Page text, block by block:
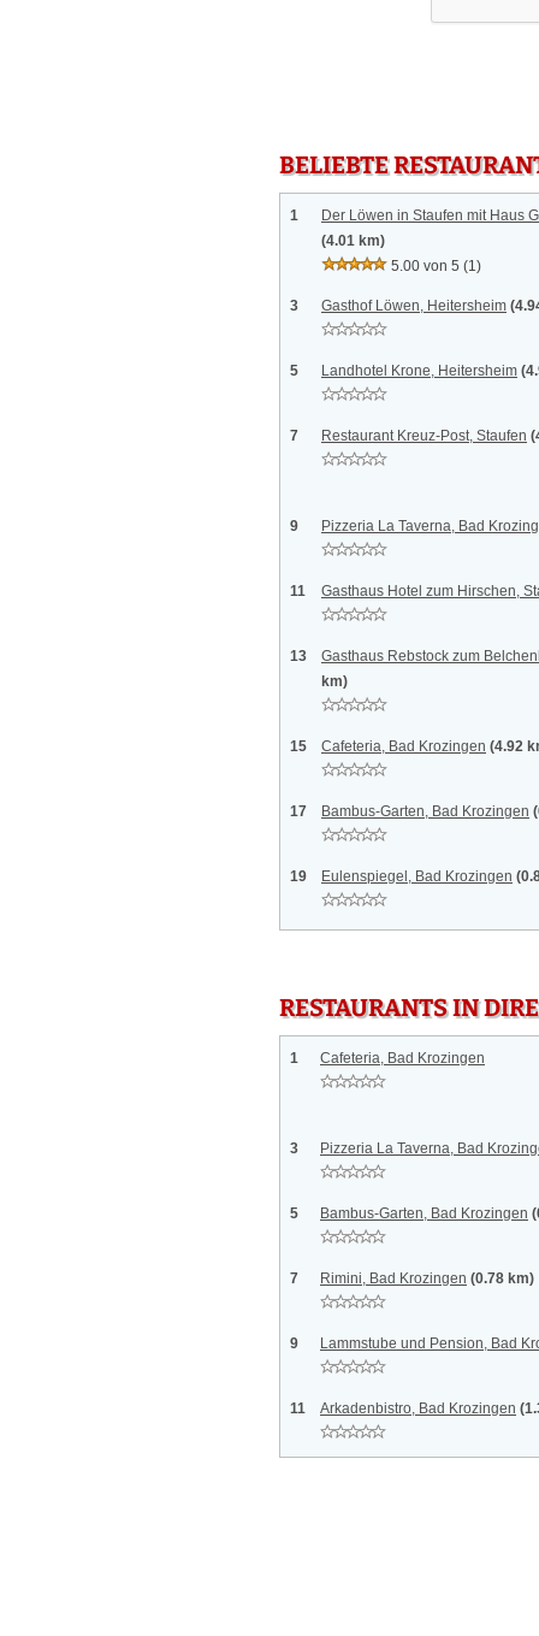
BELIEBTE
1
Der Löwen in Staufen mit Haus
(4.01 km)
5.00 von 5 (1)
3 Gasthof Löwen, Heitersheim
5 Landhotel Krone, Heitersheim
7 Restaurant Kreuz-Post, Staufen
9 Pizzeria La Taverna, Bad
11 Gasthaus Hotel zum Hirschen,
13
Gasthaus Rebstock zum
km)
15 Cafeteria, Bad Krozingen (4.92
17 Bambus-Garten, Bad Krozingen
19 Eulenspiegel, Bad Krozingen
RESTAURANTS IN
1 Cafeteria, Bad Krozingen
3 Pizzeria La Taverna, Bad
5 Bambus-Garten, Bad Krozingen
7 Rimini, Bad Krozingen (0.78 km)
9 Lammstube und Pension, Bad
11 Arkadenbistro, Bad Krozingen